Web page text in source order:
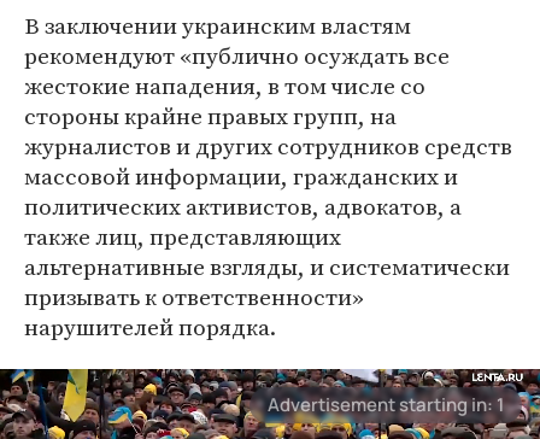
В заключении украинским властям
рекомендуют «публично осуждать все
жестокие нападения, в том числе со
стороны крайне правых групп, на
журналистов и других сотрудников средств
массовой информации, гражданских и
политических активистов, адвокатов, а
также лиц, представляющих
альтернативные взгляды, и систематически
призывать к ответственности»
нарушителей порядка.